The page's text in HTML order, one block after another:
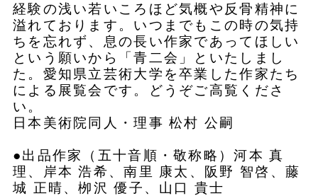
経験の浅い若いころほど気概や反骨精神に
溢れております。いつまでもこの時の気持
ちを忘れず、息の長い作家であってほしい
という願いから「青二会」といたしまし
た。愛知県立芸術大学を卒業した作家たち
による展覧会です。どうぞご高覧くださ
い。
日本美術院同人・理事 松村 公嗣
●出品作家（五十音順・敬称略）河本 真
理、岸本 浩希、南里 康太、阪野 智啓、藤
城 正晴、栁沢 優子、山口 貴士